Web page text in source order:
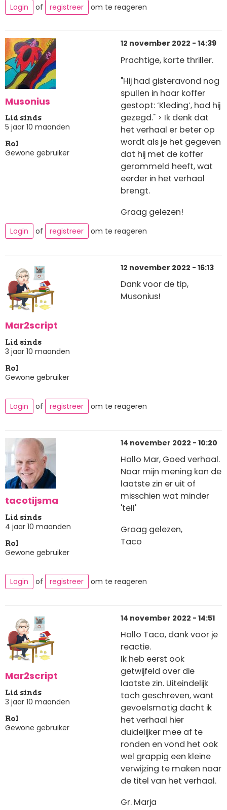
Login of registreer om te reageren
Musonius
Lid sinds
5 jaar 10 maanden
Rol
Gewone gebruiker
12 november 2022 - 14:39
Prachtige, korte thriller.
"Hij had gisteravond nog
spullen in haar koffer
gestopt: ‘Kleding’, had hij
gezegd." > Ik denk dat
het verhaal er beter op
wordt als je het gegeven
dat hij met de koffer
gerommeld heeft, wat
eerder in het verhaal
brengt.
Graag gelezen!
Login of registreer om te reageren
Mar2script
Lid sinds
3 jaar 10 maanden
Rol
Gewone gebruiker
12 november 2022 - 16:13
Dank voor de tip,
Musonius!
Login of registreer om te reageren
tacotijsma
Lid sinds
4 jaar 10 maanden
Rol
Gewone gebruiker
14 november 2022 - 10:20
Hallo Mar, Goed verhaal.
Naar mijn mening kan de
laatste zin er uit of
misschien wat minder
'tell'
Graag gelezen,
Taco
Login of registreer om te reageren
Mar2script
Lid sinds
3 jaar 10 maanden
Rol
Gewone gebruiker
14 november 2022 - 14:51
Hallo Taco, dank voor je
reactie.
Ik heb eerst ook
getwijfeld over die
laatste zin. Uiteindelijk
toch geschreven, want
gevoelsmatig dacht ik
het verhaal hier
duidelijker mee af te
ronden en vond het ook
wel grappig een kleine
verwijzing te maken naar
de titel van het verhaal.
Gr. Marja